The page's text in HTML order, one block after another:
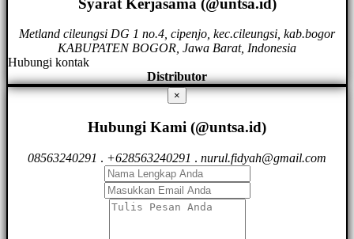
Metland cileungsi DG 1 no.4, cipenjo, kec.cileungsi, kab.bogor
KABUPATEN BOGOR, Jawa Barat, Indonesia
Hubungi kontak
Distributor
×
Hubungi Kami (@untsa.id)
08563240291 . +628563240291 . nurul.fidyah@gmail.com